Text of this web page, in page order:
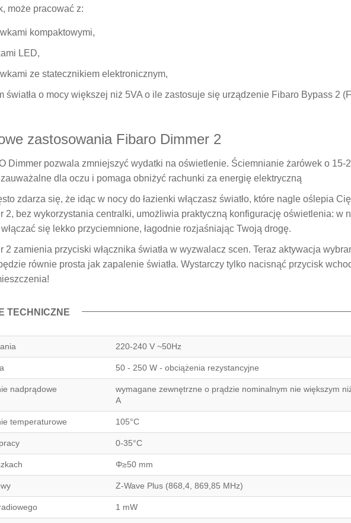
może pracować z:
kompaktowymi,
LED,
ze statecznikiem elektronicznym,
światła o mocy większej niż 5VA o ile zastosuje się urządzenie Fibaro Bypass 2
zastosowania Fibaro Dimmer 2
Dimmer pozwala zmniejszyć wydatki na oświetlenie. Ściemnianie żarówek o 15-
dla oczu i pomaga obniżyć rachunki za energię elektryczną
zdarza się, że idąc w nocy do łazienki włączasz światło, które nagle oślepia
2, bez wykorzystania centralki, umożliwia praktyczną konfigurację oświetlenia: w
się lekko przyciemnione, łagodnie rozjaśniając Twoją drogę.
2 zamienia przyciski włącznika światła w wyzwalacz scen. Teraz aktywacja
równie prosta jak zapalenie światła. Wystarczy tylko nacisnąć przycisk
TECHNICZNE
220-240 V ~50Hz
50 - 250 W - obciążenia rezystancyjne
nadprądowe
wymagane zewnętrzne o prądzie nominalnym nie większym
A
temperaturowe 105°C
0-35°C
Φ≥50 mm
Z-Wave Plus (868,4, 869,85 MHz)
1 mW